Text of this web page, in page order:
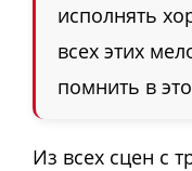
исполнять
всех этих
помнить в
Из всех сцен с